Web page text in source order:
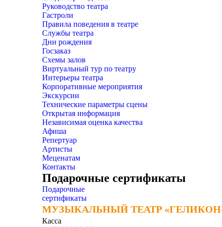
Руководство театра
Гастроли
Правила поведения в театре
Службы театра
Дни рождения
Госзаказ
Схемы залов
Виртуальный тур по театру
Интерьеры театра
Корпоративные мероприятия
Экскурсии
Технические параметры сцены
Открытая информация
Независимая оценка качества
Афиша
Репертуар
Артисты
Меценатам
Контакты
Подарочные сертификаты
Подарочные
сертификаты
МУЗЫКАЛЬНЫЙ ТЕАТР
МУЗЫКАЛЬНЫЙ ТЕАТР
Касса